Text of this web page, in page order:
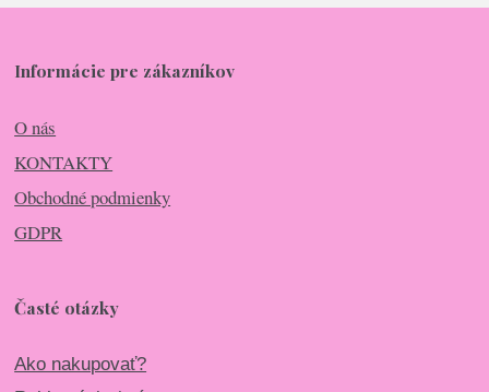
Informácie pre zákazníkov
O nás
KONTAKTY
Obchodné podmienky
GDPR
Časté otázky
Ako nakupovať?